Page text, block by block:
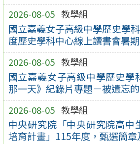
2026-08-05 教學組
國立嘉義女子高級中學歷史學
度歷史學科中心線上讀書會暑
2026-08-05 教學組
國立嘉義女子高級中學歷史學
那一天》紀錄片專題－被遺忘
2026-08-05 教學組
中央研究院「中央研究院高中
培育計畫」115年度，甄選簡章